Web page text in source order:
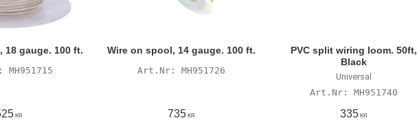
18 gauge. 100 ft.
MH951715
KR
Wire on spool, 14 gauge. 100 ft.
MH951726
735KR
PVC split wiring loom. 50ft,
Black
Universal
MH951740
335KR